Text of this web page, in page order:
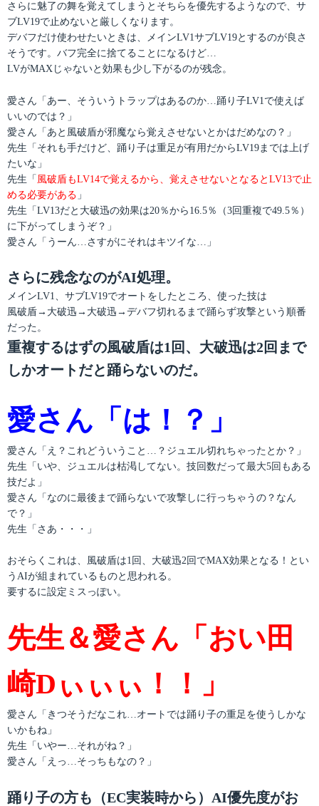
さらに魅了の舞を覚えてしまうとそちらを優先するようなので、サ
ブLV19で止めないと厳しくなります。
デバフだけ使わせたいときは、メインLV1サブLV19とするのが良さ
そうです。バフ完全に捨てることになるけど…
LVがMAXじゃないと効果も少し下がるのが残念。
愛さん「あー、そういうトラップはあるのか…踊り子LV1で使えば
いいのでは？」
愛さん「あと風破盾が邪魔なら覚えさせないとかはだめなの？」
先生「それも手だけど、踊り子は重足が有用だからLV19までは上げ
たいな」
先生「 風破盾もLV14で覚えるから、覚えさせないとなるとLV13で止
める必要がある 」
先生「LV13だと大破迅の効果は20％から16.5％（3回重複で49.5％）
に下がってしまうぞ？」
愛さん「うーん…さすがにそれはキツイな…」
さらに残念なのがAI処理。
メインLV1、サブLV19でオートをしたところ、使った技は
風破盾→大破迅→大破迅→デバフ切れるまで踊らず攻撃という順番
だった。
重複するはずの風破盾は1回、大破迅は2回まで
しかオートだと踊らないのだ。
愛さん「は！？」
愛さん「え？これどういうこと…？ジュエル切れちゃったとか？」
先生「いや、ジュエルは枯渇してない。技回数だって最大5回もある
技だよ」
愛さん「なのに最後まで踊らないで攻撃しに行っちゃうの？なん
で？」
先生「さあ・・・」
おそらくこれは、風破盾は1回、大破迅2回でMAX効果となる！とい
うAIが組まれているものと思われる。
要するに設定ミスっぽい。
先生＆愛さん「おい田
崎Dぃぃぃ！！」
愛さん「きつそうだなこれ…オートでは踊り子の重足を使うしかな
いかもね」
先生「いやー…それがね？」
愛さん「えっ…そっちもなの？」
踊り子の方も（EC実装時から）AI優先度がお